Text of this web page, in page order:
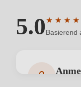
5.0★ ★ ★ ★
Basierend